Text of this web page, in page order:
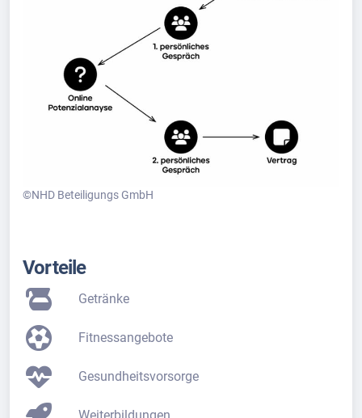
©NHD Beteiligungs GmbH
Vorteile
Getränke
Fitnessangebote
Gesundheitsvorsorge